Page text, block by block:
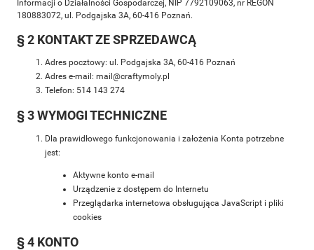
Informacji o Działalności Gospodarczej, NIP 7792109063, nr REGON
180883072, ul. Podgajska 3A, 60-416 Poznań.
§ 2 KONTAKT ZE SPRZEDAWCĄ
Adres pocztowy: ul. Podgajska 3A, 60-416 Poznań
Adres e-mail: mail@craftymoly.pl
Telefon: 514 143 274
§ 3 WYMOGI TECHNICZNE
Dla prawidłowego funkcjonowania i założenia Konta potrzebne
jest:
Aktywne konto e-mail
Urządzenie z dostępem do Internetu
Przeglądarka internetowa obsługująca JavaScript i pliki
cookies
§ 4 KONTO